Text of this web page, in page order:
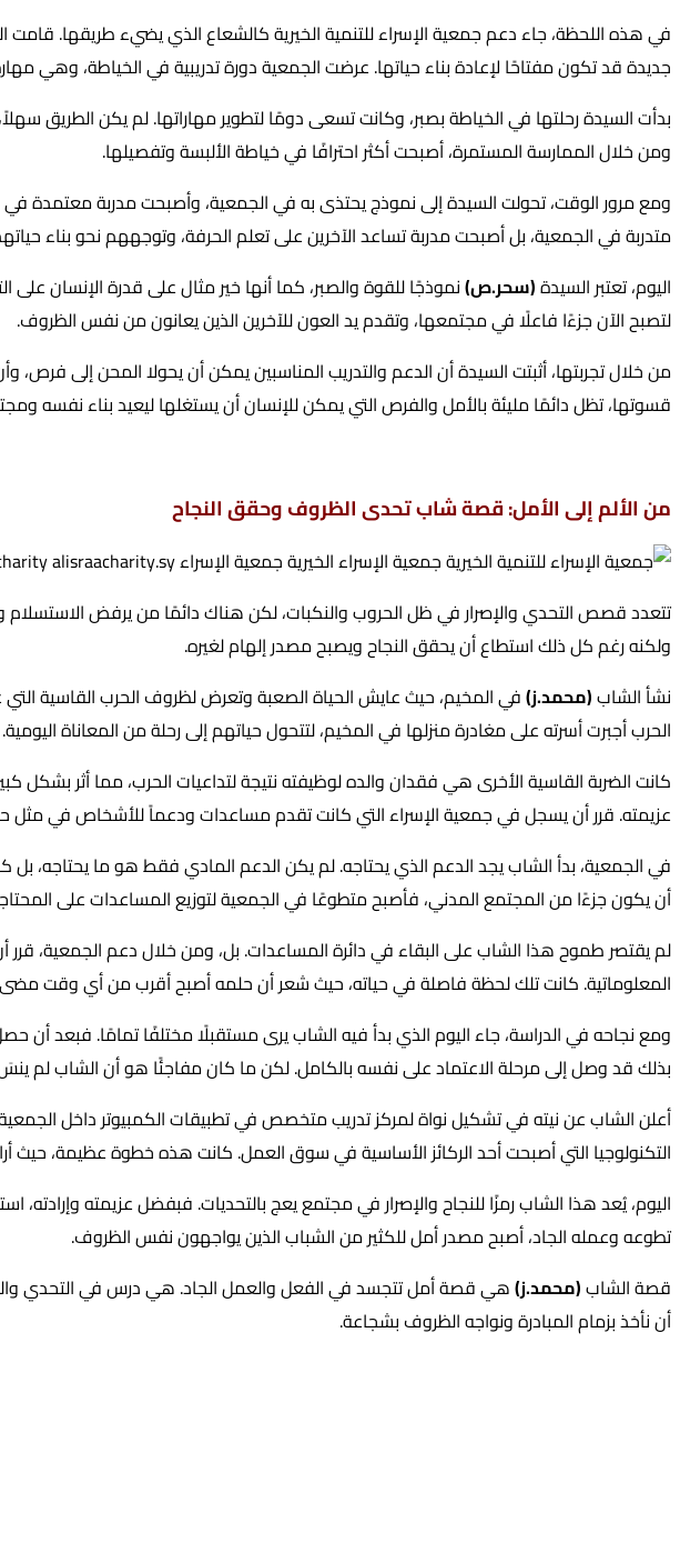
في هذه اللحظة، جاء دعم جمعية الإسراء للتنمية الخيرية كالشعاع الذي يضيء طريقها.
جديدة قد تكون مفتاحًا لإعادة بناء حياتها. عرضت الجمعية دورة تدريبية في الخياطة، وهي
بدأت السيدة رحلتها في الخياطة بصبر، وكانت تسعى دومًا لتطوير مهاراتها. لم يكن الطريق
ومن خلال الممارسة المستمرة، أصبحت أكثر احترافًا في خياطة الألبسة وتفصيلها.
ومع مرور الوقت، تحولت السيدة إلى نموذج يحتذى به في الجمعية، وأصبحت مدربة معتمدة
متدربة في الجمعية، بل أصبحت مدربة تساعد الآخرين على تعلم الحرفة، وتوجههم نحو بناء
اليوم، تعتبر السيدة(سحر.ص)نموذجًا للقوة والصبر، كما أنها خير مثال على قدرة الإنسان
لتصبح الآن جزءًا فاعلًا في مجتمعها، وتقدم يد العون للآخرين الذين يعانون من نفس الظروف.
من خلال تجربتها، أثبتت السيدة أن الدعم والتدريب المناسبين يمكن أن يحولا المحن إلى فرص،
قسوتها، تظل دائمًا مليئة بالأمل والفرص التي يمكن للإنسان أن يستغلها ليعيد بناء نفسه
من الألم إلى الأمل: قصة شاب تحدى الظروف وحقق النجاح
تتعدد قصص التحدي والإصرار في ظل الحروب والنكبات، لكن هناك دائمًا من يرفض
ولكنه رغم كل ذلك استطاع أن يحقق النجاح ويصبح مصدر إلهام لغيره.
نشأ الشاب(محمد.ز)في المخيم، حيث عايش الحياة الصعبة وتعرض لظروف الحرب القاسية
الحرب أجبرت أسرته على مغادرة منزلها في المخيم، لتتحول حياتهم إلى رحلة من المعاناة اليومية.
كانت الضربة القاسية الأخرى هي فقدان والده لوظيفته نتيجة لتداعيات الحرب، مما أثر
عزيمته. قرر أن يسجل في جمعية الإسراء التي كانت تقدم مساعدات ودعماً للأشخاص في مثل
في الجمعية، بدأ الشاب يجد الدعم الذي يحتاجه. لم يكن الدعم المادي فقط هو ما يحتاجه،
أن يكون جزءًا من المجتمع المدني، فأصبح متطوعًا في الجمعية لتوزيع المساعدات على
لم يقتصر طموح هذا الشاب على البقاء في دائرة المساعدات. بل، ومن خلال دعم الجمعية،
المعلوماتية. كانت تلك لحظة فاصلة في حياته، حيث شعر أن حلمه أصبح أقرب من أي وقت
ومع نجاحه في الدراسة، جاء اليوم الذي بدأ فيه الشاب يرى مستقبلًا مختلفًا تمامًا. فبعد
بذلك قد وصل إلى مرحلة الاعتماد على نفسه بالكامل. لكن ما كان مفاجئًا هو أن الشاب لم
أعلن الشاب عن نيته في تشكيل نواة لمركز تدريب متخصص في تطبيقات الكمبيوتر داخل
التكنولوجيا التي أصبحت أحد الركائز الأساسية في سوق العمل. كانت هذه خطوة عظيمة، حيث
اليوم، يُعد هذا الشاب رمزًا للنجاح والإصرار في مجتمع يعج بالتحديات. فبفضل عزيمته
تطوعه وعمله الجاد، أصبح مصدر أمل للكثير من الشباب الذين يواجهون نفس الظروف.
قصة الشاب(محمد.ز)هي قصة أمل تتجسد في الفعل والعمل الجاد. هي درس في التحدي والصبر،
أن نأخذ بزمام المبادرة ونواجه الظروف بشجاعة.